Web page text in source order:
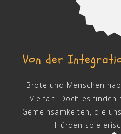
Von der
Brote und Menschen
Vielfalt. Doch es finden
Gemeinsamkeiten, die
Hürden